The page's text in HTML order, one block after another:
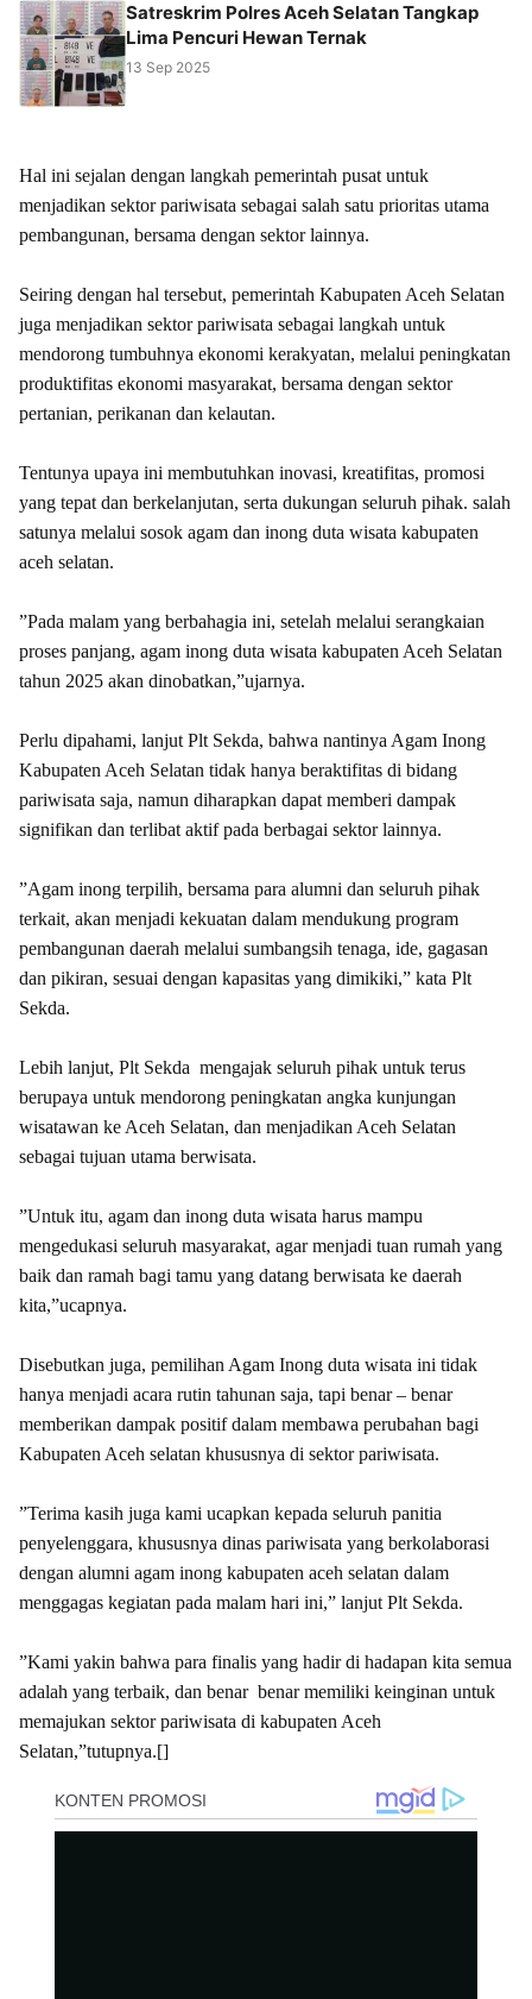
Satreskrim Polres Aceh Selatan Tangkap
Lima Pencuri Hewan Ternak
13 Sep 2025
Hal ini sejalan dengan langkah pemerintah pusat untuk
menjadikan sektor pariwisata sebagai salah satu prioritas utama
pembangunan, bersama dengan sektor lainnya.
‎Seiring dengan hal tersebut, pemerintah Kabupaten Aceh Selatan
juga menjadikan sektor pariwisata sebagai langkah untuk
mendorong tumbuhnya ekonomi kerakyatan, melalui peningkatan
produktifitas ekonomi masyarakat, bersama dengan sektor
pertanian, perikanan dan kelautan.
‎Tentunya upaya ini membutuhkan inovasi, kreatifitas, promosi
yang tepat dan berkelanjutan, serta dukungan seluruh pihak. salah
satunya melalui sosok agam dan inong duta wisata kabupaten
aceh selatan.
‎”Pada malam yang berbahagia ini, setelah melalui serangkaian
proses panjang, agam inong duta wisata kabupaten Aceh Selatan
tahun 2025 akan dinobatkan,”ujarnya.
‎Perlu dipahami, lanjut Plt Sekda, bahwa nantinya Agam Inong
Kabupaten Aceh Selatan tidak hanya beraktifitas di bidang
pariwisata saja, namun diharapkan dapat memberi dampak
signifikan dan terlibat aktif pada berbagai sektor lainnya.
‎”Agam inong terpilih, bersama para alumni dan seluruh pihak
terkait, akan menjadi kekuatan dalam mendukung program
pembangunan daerah melalui sumbangsih tenaga, ide, gagasan
dan pikiran, sesuai dengan kapasitas yang dimikiki,” kata Plt
Sekda.
‎Lebih lanjut, Plt Sekda mengajak seluruh pihak untuk terus
berupaya untuk mendorong peningkatan angka kunjungan
wisatawan ke Aceh Selatan, dan menjadikan Aceh Selatan
sebagai tujuan utama berwisata.
‎”Untuk itu, agam dan inong duta wisata harus mampu
mengedukasi seluruh masyarakat, agar menjadi tuan rumah yang
baik dan ramah bagi tamu yang datang berwisata ke daerah
kita,”ucapnya.
‎Disebutkan juga, pemilihan Agam Inong duta wisata ini tidak
hanya menjadi acara rutin tahunan saja, tapi benar – benar
memberikan dampak positif dalam membawa perubahan bagi
Kabupaten Aceh selatan khususnya di sektor pariwisata.
‎”Terima kasih juga kami ucapkan kepada seluruh panitia
penyelenggara, khususnya dinas pariwisata yang berkolaborasi
dengan alumni agam inong kabupaten aceh selatan dalam
menggagas kegiatan pada malam hari ini,” lanjut Plt Sekda.
‎”Kami yakin bahwa para finalis yang hadir di hadapan kita semua
adalah yang terbaik, dan benar benar memiliki keinginan untuk
memajukan sektor pariwisata di kabupaten Aceh
Selatan,”tutupnya.[]